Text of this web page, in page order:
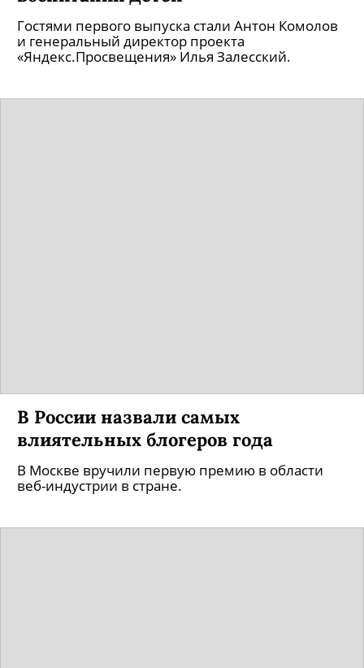
Гостями первого выпуска стали Антон Комолов
и генеральный директор проекта
«Яндекс.Просвещения» Илья Залесский.
В России назвали самых
влиятельных блогеров года
В Москве вручили первую премию в области
веб-индустрии в стране.